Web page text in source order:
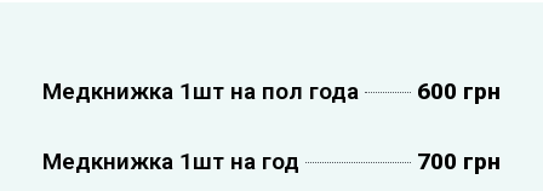
Медкнижка 1шт на пол года 600 грн
Медкнижка 1шт на год 700 грн